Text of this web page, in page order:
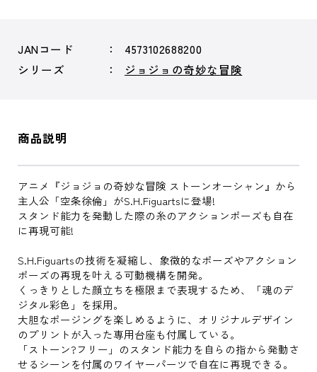
JANコード
4573102688200
シリーズ
ジョジョの奇妙な冒険
商品説明
アニメ『ジョジョの奇妙な冒険 ストーンオーシャン』から
主人公「空条徐倫」がS.H.Figuartsに登場!
スタンド能力を発動した際の糸のアクションポーズも自在
に再現可能!
S.H.Figuartsの技術を凝縮し、象徴的なポーズやアクション
ポーズの再現を叶える可動機構を開発。
くっきりとした顔立ちを極限まで表現するため、「魂のデ
ジタル彩色」を採用。
大胆なポージングを楽しめるように、オリジナルデザイン
のプリントが入った専用台座も付属している。
「ストーン?フリー」のスタンド能力を自らの指から発動さ
せるシーンを付属のワイヤーパーツで自在に再現できる。